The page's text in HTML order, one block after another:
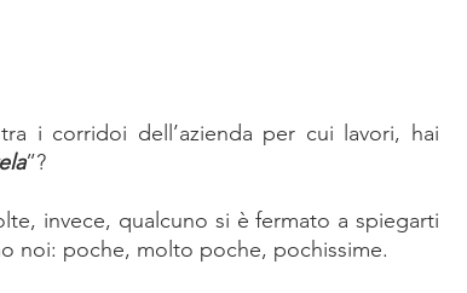
i corridoi dell’azienda per cui lavori, hai
”?
invece, qualcuno si è fermato a spiegarti
noi: poche, molto poche, pochissime.